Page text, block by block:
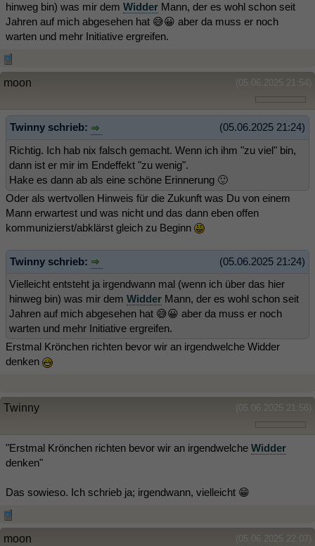
hinweg bin) was mir dem Widder Mann, der es wohl schon seit
Jahren auf mich abgesehen hat 😅😀 aber da muss er noch
warten und mehr Initiative ergreifen.
(05.06.2025 21:54)
moon
(05.06.2025 21:24)
Twinny schrieb:
Richtig. Ich hab nix falsch gemacht. Wenn ich ihm "zu viel" bin,
dann ist er mir im Endeffekt "zu wenig".
Hake es dann ab als eine schöne Erinnerung 🙂
Oder als wertvollen Hinweis für die Zukunft was Du von einem
Mann erwartest und was nicht und das dann eben offen
kommunizierst/abklärst gleich zu Beginn
(05.06.2025 21:24)
Twinny schrieb:
Vielleicht entsteht ja irgendwann mal (wenn ich über das hier
hinweg bin) was mir dem Widder Mann, der es wohl schon seit
Jahren auf mich abgesehen hat 😅😀 aber da muss er noch
warten und mehr Initiative ergreifen.
Erstmal Krönchen richten bevor wir an irgendwelche Widder
denken
(05.06.2025 21:56)
Twinny
"Erstmal Krönchen richten bevor wir an irgendwelche Widder
denken"
Das sowieso. Ich schrieb ja; irgendwann, vielleicht 😁
(05.06.2025 22:07)
moon